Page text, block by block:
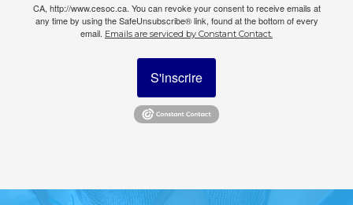
CA, http://www.cesoc.ca. You can revoke your consent to receive emails at
any time by using the SafeUnsubscribe® link, found at the bottom of every
email. Emails are serviced by Constant Contact.
S'inscrire